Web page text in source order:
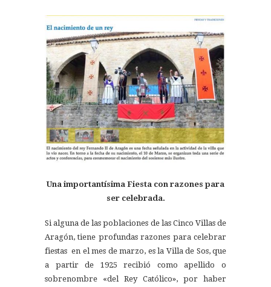
Una importantísima Fiesta con razones para
ser celebrada.
Si alguna de las poblaciones de las Cinco Villas de
Aragón, tiene profundas razones para celebrar
fiestas en el mes de marzo, es la Villa de Sos, que
a partir de 1925 recibió como apellido o
sobrenombre «del Rey Católico», por haber